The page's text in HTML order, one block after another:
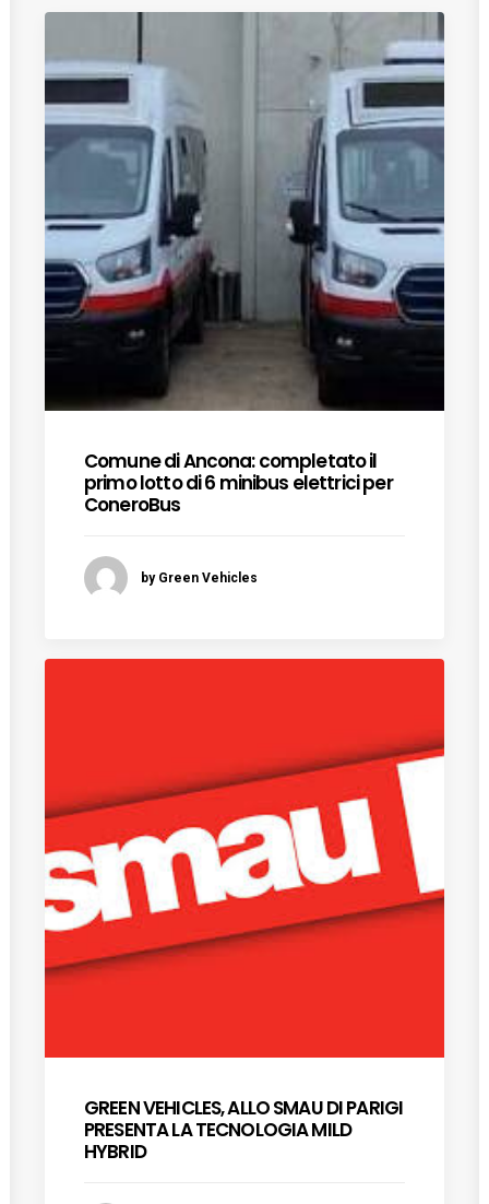
Comune di Ancona: completato il
primo lotto di 6 minibus elettrici per
ConeroBus
by Green Vehicles
GREEN VEHICLES, ALLO SMAU DI PARIGI
PRESENTA LA TECNOLOGIA MILD
HYBRID